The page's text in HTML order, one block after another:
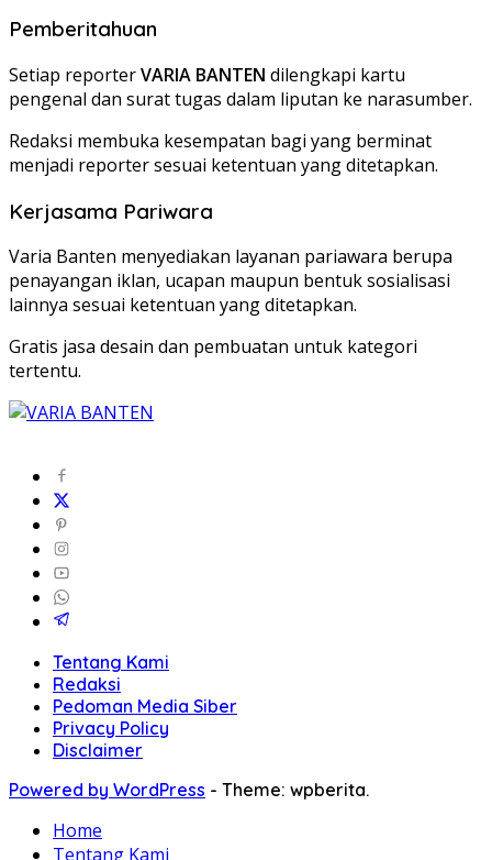
Pemberitahuan
Setiap reporterVARIA BANTEN dilengkapi kartu
pengenal dan surat tugas dalam liputan ke narasumber.
Redaksi membuka kesempatan bagi yang berminat
menjadi reporter sesuai ketentuan yang ditetapkan.
Kerjasama Pariwara
Varia Banten menyediakan layanan pariawara berupa
penayangan iklan, ucapan maupun bentuk sosialisasi
lainnya sesuai ketentuan yang ditetapkan.
Gratis jasa desain dan pembuatan untuk kategori
tertentu.
Tentang Kami
Redaksi
Pedoman Media Siber
Privacy Policy
Disclaimer
Powered by WordPress - Theme: wpberita.
Home
Tentang Kami